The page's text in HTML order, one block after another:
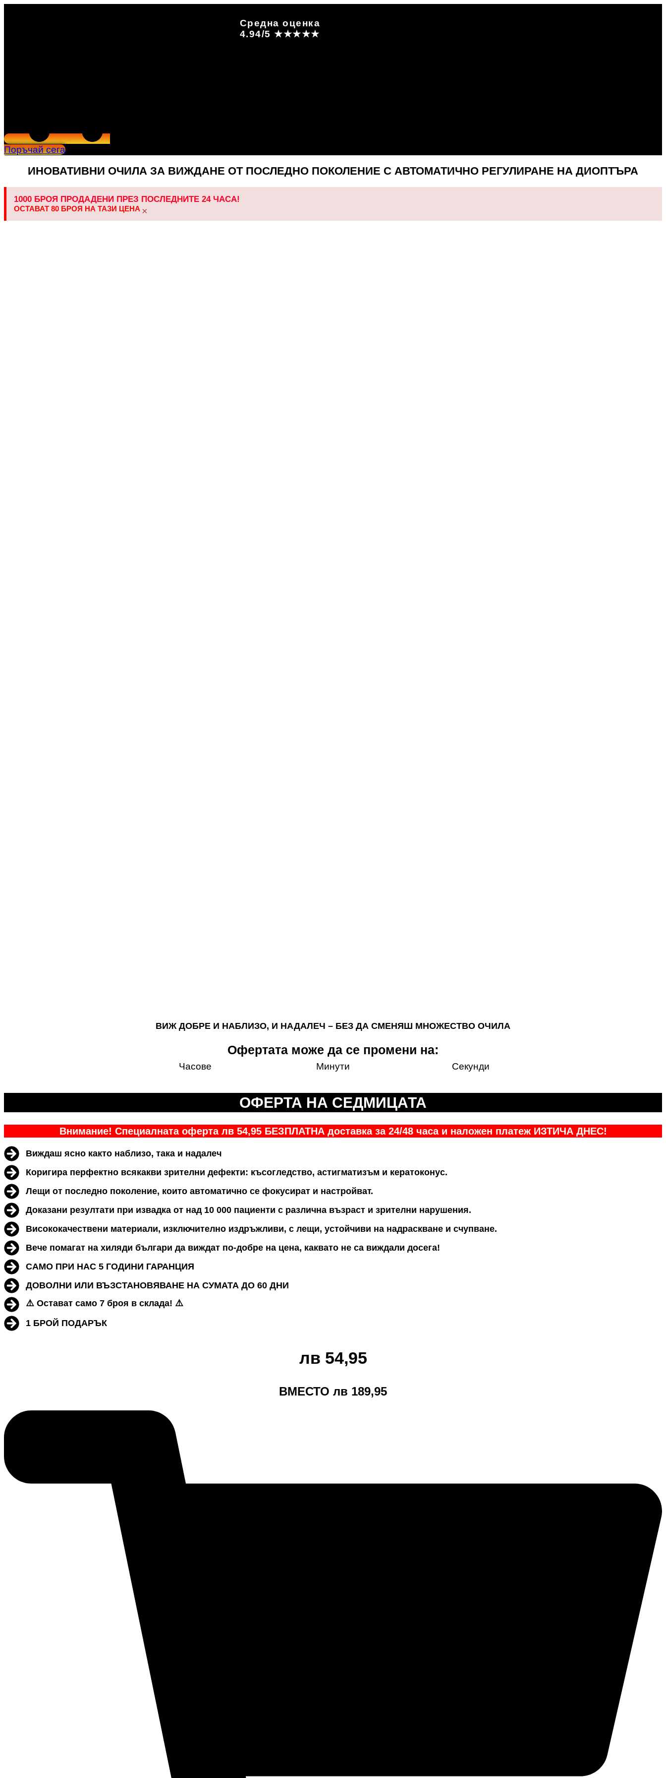
Средна оценка
4.94/5 ★★★★★
Поръчай сега
ИНОВАТИВНИ ОЧИЛА ЗА ВИЖДАНЕ ОТ ПОСЛЕДНО ПОКОЛЕНИЕ С АВТОМАТИЧНО РЕГУЛИРАНЕ НА ДИОПТЪРА
1000 БРОЯ ПРОДАДЕНИ ПРЕЗ ПОСЛЕДНИТЕ 24 ЧАСА!
ОСТАВАТ 80 БРОЯ НА ТАЗИ ЦЕНА ×
ВИЖ ДОБРЕ И НАБЛИЗО, И НАДАЛЕЧ – БЕЗ ДА СМЕНЯШ МНОЖЕСТВО ОЧИЛА
Офертата може да се промени на:
Часове Минути Секунди
ОФЕРТА НА СЕДМИЦАТА
Внимание! Специалната оферта лв 54,95 БЕЗПЛАТНА доставка за 24/48 часа и наложен платеж ИЗТИЧА ДНЕС!
Виждаш ясно както наблизо, така и надалеч
Коригира перфектно всякакви зрителни дефекти: късогледство, астигматизъм и кератоконус.
Лещи от последно поколение, които автоматично се фокусират и настройват.
Доказани резултати при извадка от над 10 000 пациенти с различна възраст и зрителни нарушения.
Висококачествени материали, изключително издръжливи, с лещи, устойчиви на надраскване и счупване.
Вече помагат на хиляди българи да виждат по-добре на цена, каквато не са виждали досега!
САМО ПРИ НАС 5 ГОДИНИ ГАРАНЦИЯ
ДОВОЛНИ ИЛИ ВЪЗСТАНОВЯВАНЕ НА СУМАТА ДО 60 ДНИ
⚠️ Остават само 7 броя в склада! ⚠️
1 БРОЙ ПОДАРЪК
лв 54,95
ВМЕСТО лв 189,95